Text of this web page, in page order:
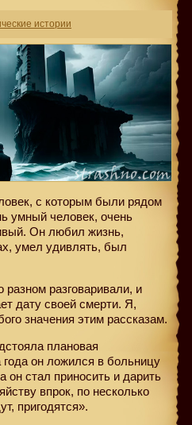
истории
с которым были рядом
умный человек, очень
Он любил жизнь,
умел удивлять, был
разном разговаривали, и
дату своей смерти. Я,
значения этим рассказам.
плановая
года он ложился в больницу
он стал приносить и дарить
впрок, по несколько
пригодятся».